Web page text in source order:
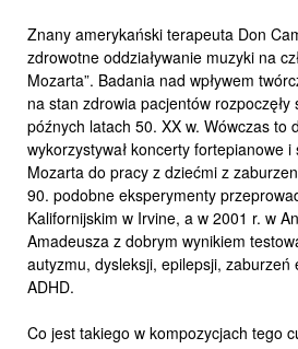
Znany amerykański terapeuta Don
zdrowotne oddziaływanie muzyki na
Mozarta”. Badania nad wpływem
na stan zdrowia pacjentów rozpoczęły
późnych latach 50. XX w. Wówczas to
wykorzystywał koncerty fortepianowe
Mozarta do pracy z dziećmi z
90. podobne eksperymenty
Kalifornijskim w Irvine, a w 2001 r. w
Amadeusza z dobrym wynikiem
autyzmu, dysleksji, epilepsji, zaburzeń
ADHD.
Co jest takiego w kompozycjach tego